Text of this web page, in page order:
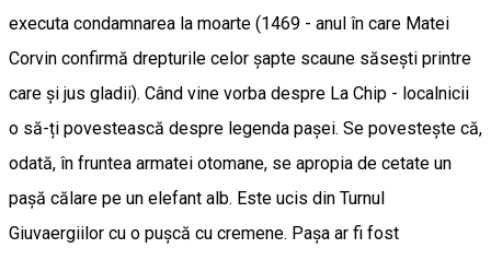
executa condamnarea la moarte (1469 - anul în care Matei
Corvin confirmă drepturile celor șapte scaune săsești printre
care și jus gladii). Când vine vorba despre La Chip - localnicii
o să-ți povestească despre legenda pașei. Se povestește că,
odată, în fruntea armatei otomane, se apropia de cetate un
pașă călare pe un elefant alb. Este ucis din Turnul
Giuvaergiilor cu o pușcă cu cremene. Pașa ar fi fost